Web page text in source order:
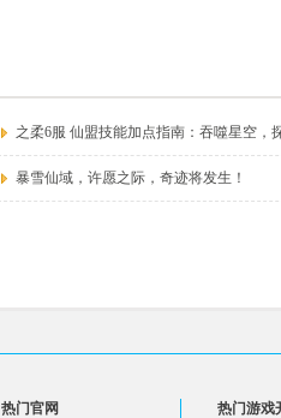
之柔6服 仙盟技能加点指南：吞噬星空，
暴雪仙域，许愿之际，奇迹将发生！
热门官网 热门游戏